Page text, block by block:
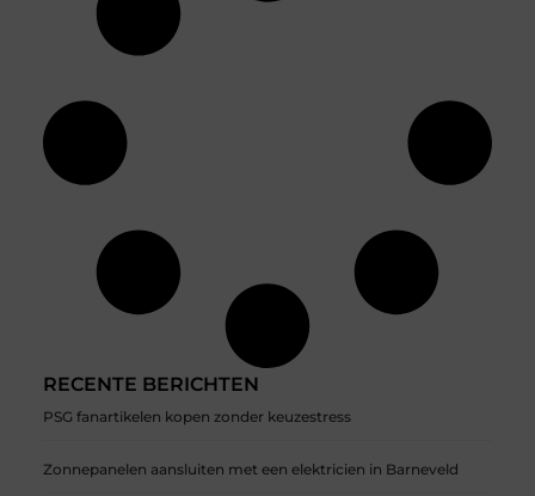
RECENTE BERICHTEN
PSG fanartikelen kopen zonder keuzestress
Zonnepanelen aansluiten met een elektricien in Barneveld